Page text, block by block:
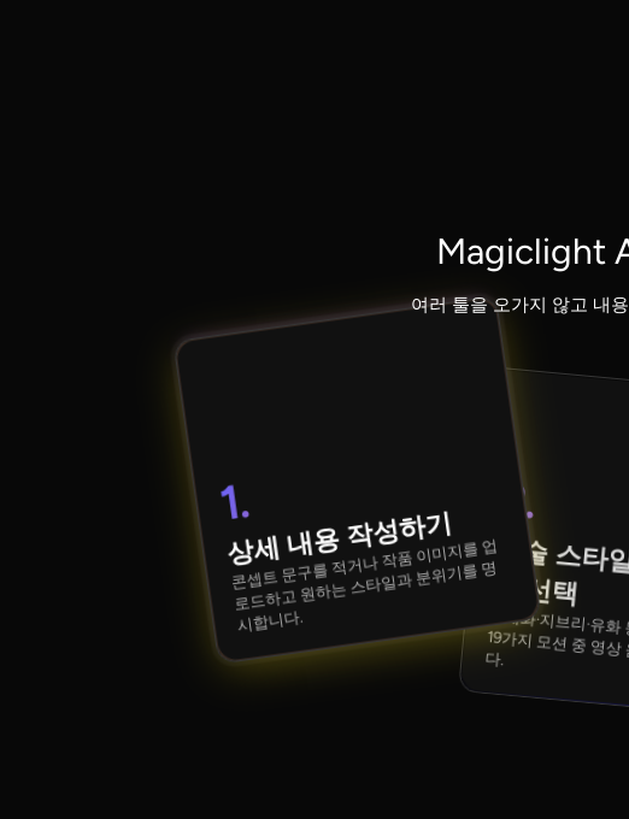
Magiclight
여러 툴을 오가지 않고 내
1.
상세 내용 작성하기
콘셉트 문구를 적거나 작품 이미지를 업
로드하고 원하는 스타일과 분위기를 명
시합니다.
2.
델
택
수채화·지브리·유화 등 스타일을 고르고 19가지 모션 중 영상 움직임을 결정합니다.